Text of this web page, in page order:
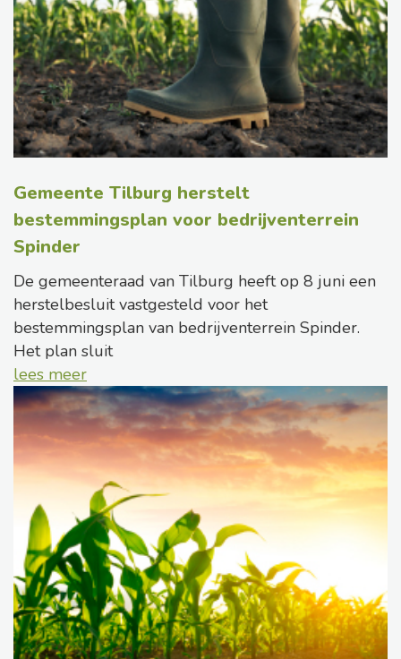
Gemeente Tilburg herstelt
bestemmingsplan voor bedrijventerrein
Spinder
De gemeenteraad van Tilburg heeft op 8 juni een
herstelbesluit vastgesteld voor het
bestemmingsplan van bedrijventerrein Spinder.
Het plan sluit
lees meer